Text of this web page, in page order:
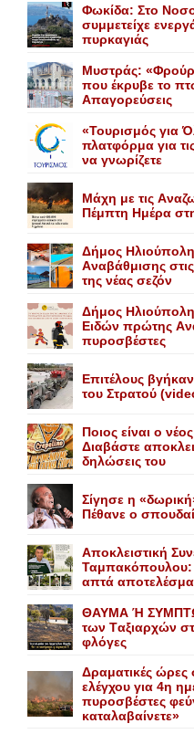
Φωκίδα: Στο
συμμετείχε
πυρκαγιάς
Mυστράς:
που έκρυβε το
Aπαγορεύσεις
«Τουρισμός για
πλατφόρμα για
να γνωρίζετε
Mάχη με τις
Πέμπτη Hμέρα
Δήμος
Aναβάθμισης
της νέας σεζόν
Δήμος
Eιδών πρώτης
πυροσβέστες
Επιτέλους
του Στρατού
Ποιος είναι ο
Διαβάστε
δηλώσεις του
Σίγησε η
Πέθανε o
Αποκλειστική
Ταμπακόπουλου:
απτά
ΘΑΥΜΑ Ή
των Tαξιαρχών
φλόγες
Δραματικές ώρες
ελέγχου για 4η
πυροσβέστες
καταλαβαίνετε»